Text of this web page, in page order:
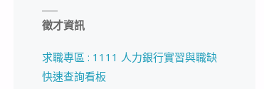
徵才資訊
求職專區 : 1111 人力銀行實習與職缺
快速查詢看板